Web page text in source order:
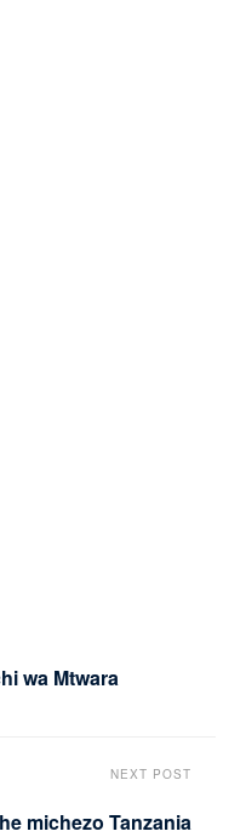
wa Mtwara
NEXT POST
michezo Tanzania